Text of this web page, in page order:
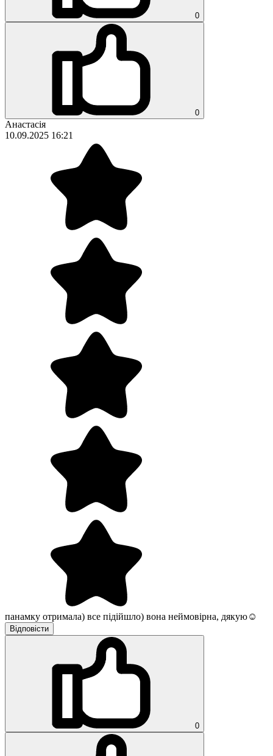
0
0
Анастасія
10.09.2025 16:21
панамку отримала) все підійшло) вона неймовірна, дякую☺️
Відповісти
0